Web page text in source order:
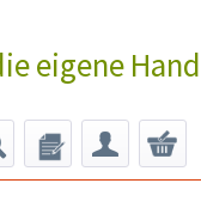
eigene Hand